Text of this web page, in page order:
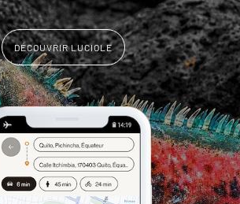
DÉCOUVRIR LUCIOLE